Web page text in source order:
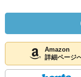
Amazon
詳細ページ